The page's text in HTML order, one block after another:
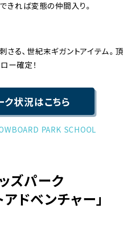
きれば変態の仲間入り。
さる、世紀末ギガントアイテム。頂
ー確定！
状況はこちら
ズパーク
アドベンチャー」